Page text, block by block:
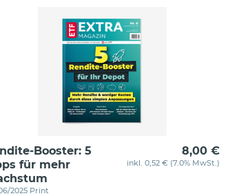
Booster: 5
für mehr
2025 Print
8,00 €
inkl. 0,52 € (7.0% MwSt.)